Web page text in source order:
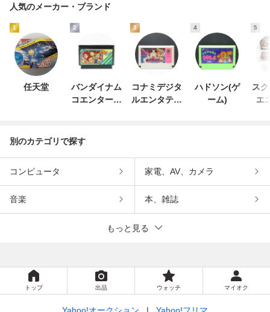
人気のメーカー・ブランド
1
任天堂
2
バンダイナム
コエンターテ
3
コナミデジタ
ルエンタテイ
4
ハドソン(ゲ
ーム)
5
ス
エ
別のカテゴリで探す
コンピュータ 家電、AV、カメラ
音楽 本、雑誌
もっと見る
トップ 出品 ウォッチ マイオク
Yahoo!オークション Yahoo!フリマ